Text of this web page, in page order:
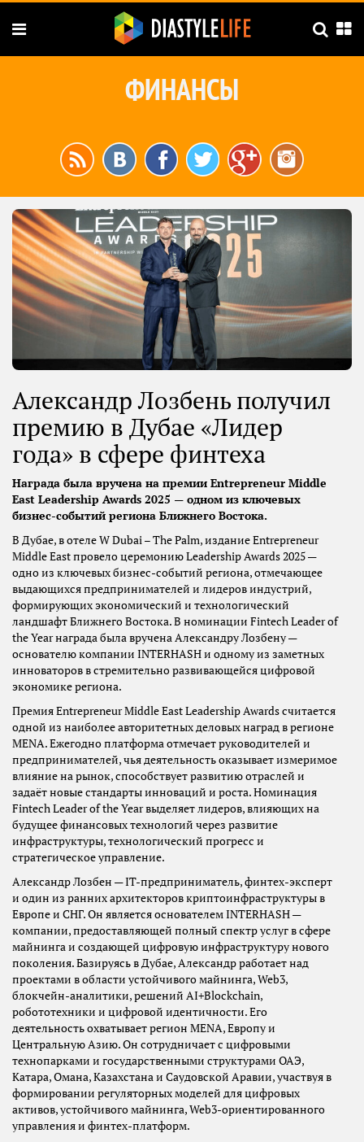
ФИНАНСЫ
Александр Лозбень получил
премию в Дубае «Лидер
года» в сфере финтеха
Награда была вручена на премии Entrepreneur Middle
East Leadership Awards 2025 — одном из ключевых
бизнес-событий региона Ближнего Востока.
В Дубае, в отеле W Dubai – The Palm, издание Entrepreneur
Middle East провело церемонию Leadership Awards 2025 —
одно из ключевых бизнес-событий региона, отмечающее
выдающихся предпринимателей и лидеров индустрий,
формирующих экономический и технологический
ландшафт Ближнего Востока. В номинации Fintech Leader of
the Year награда была вручена Александру Лозбену —
основателю компании INTERHASH и одному из заметных
инноваторов в стремительно развивающейся цифровой
экономике региона.
Премия Entrepreneur Middle East Leadership Awards считается
одной из наиболее авторитетных деловых наград в регионе
MENA. Ежегодно платформа отмечает руководителей и
предпринимателей, чья деятельность оказывает измеримое
влияние на рынок, способствует развитию отраслей и
задаёт новые стандарты инноваций и роста. Номинация
Fintech Leader of the Year выделяет лидеров, влияющих на
будущее финансовых технологий через развитие
инфраструктуры, технологический прогресс и
стратегическое управление.
Александр Лозбен — IT-предприниматель, финтех-эксперт
и один из ранних архитекторов криптоинфраструктуры в
Европе и СНГ. Он является основателем INTERHASH —
компании, предоставляющей полный спектр услуг в сфере
майнинга и создающей цифровую инфраструктуру нового
поколения. Базируясь в Дубае, Александр работает над
проектами в области устойчивого майнинга, Web3,
блокчейн-аналитики, решений AI+Blockchain,
робототехники и цифровой идентичности. Его
деятельность охватывает регион MENA, Европу и
Центральную Азию. Он сотрудничает с цифровыми
технопарками и государственными структурами ОАЭ,
Катара, Омана, Казахстана и Саудовской Аравии, участвуя в
формировании регуляторных моделей для цифровых
активов, устойчивого майнинга, Web3-ориентированного
управления и финтех-платформ.